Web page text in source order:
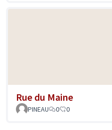
Rue du Maine
PINEAU 0 0